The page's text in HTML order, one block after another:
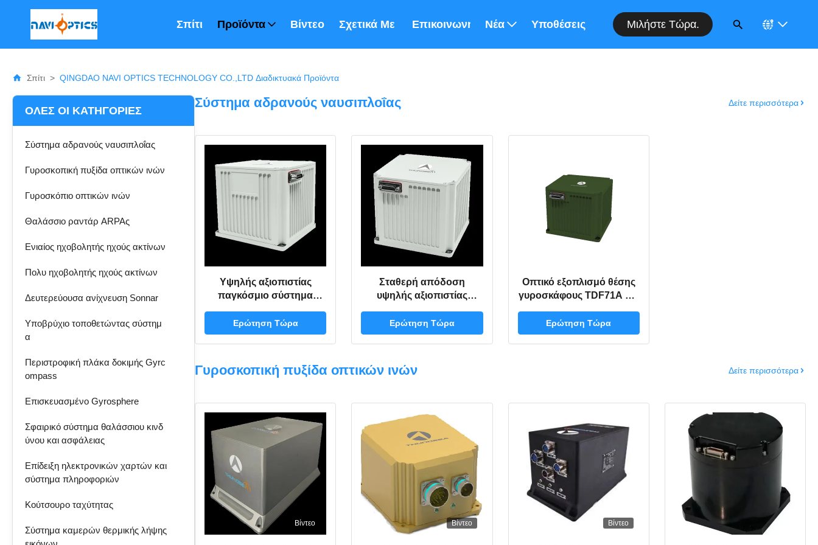
Σπίτι Προϊόντα Βίντεο Σχετικά Με ΕμάςΕπικοινωνήστε Μαζί Μας
Νέα Υποθέσεις Μιλήστε Τώρα.
Σπίτι > QINGDAO NAVI OPTICS TECHNOLOGY CO.,LTD Διαδικτυακά Προϊόντα
ΌΛΕΣ ΟΙ ΚΑΤΗΓΟΡΊΕΣ
Σύστημα αδρανούς ναυσιπλοΐας
Γυροσκοπική πυξίδα οπτικών ινών
Γυροσκόπιο οπτικών ινών
Θαλάσσιο ραντάρ ARPAς
Ενιαίος ηχοβολητής ηχούς ακτίνων
Πολυ ηχοβολητής ηχούς ακτίνων
Δευτερεύουσα ανίχνευση Sonnar
Υποβρύχιο τοποθετώντας σύστημ
α
Περιστροφική πλάκα δοκιμής Gyrc
ompass
Επισκευασμένο Gyrosphere
Σφαιρικό σύστημα θαλάσσιου κινδ
ύνου και ασφάλειας
Επίδειξη ηλεκτρονικών χαρτών και
σύστημα πληροφοριών
Κούτσουρο ταχύτητας
Σύστημα καμερών θερμικής λήψης
Σύστημα αδρανούς ναυσιπλοΐας Δείτε περισσότερα
Υψηλής αξιοπιστίας
παγκόσμιο σύστημα
από οπτικές ίνες για
πλοία με κινητήρα και μη
Ερώτηση Τώρα
Σταθερή απόδοση
υψηλής αξιοπιστίας
Ναυτιλιακό Σύστημα
Ινερσιακής Ναυσιπλοΐας
Ερώτηση Τώρα
Οπτικό εξοπλισμό θέσης
γυροσκάφους TDF71A για
δυνάμεων, τοποθετημένο
σε όχημα, με
Ερώτηση Τώρα
Γυροσκοπική πυξίδα οπτικών ινών Δείτε περισσότερα
Βίντεο Βίντεο Βίντεο